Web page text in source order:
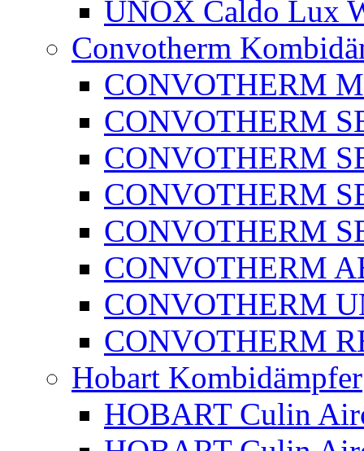
UNOX Caldo Lux
Convotherm
CONVOTHERM
CONVOTHERM
CONVOTHERM
CONVOTHERM
CONVOTHERM
CONVOTHERM
CONVOTHERM
CONVOTHERM
Hobart Kombidämpfer
HOBART Culin